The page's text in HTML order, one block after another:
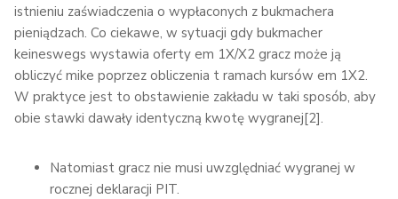
istnieniu zaświadczenia o wypłaconych z bukmachera
pieniądzach. Co ciekawe, w sytuacji gdy bukmacher
keineswegs wystawia oferty em 1X/X2 gracz może ją
obliczyć mike poprzez obliczenia t ramach kursów em 1X2.
W praktyce jest to obstawienie zakładu w taki sposób, aby
obie stawki dawały identyczną kwotę wygranej[2].
Natomiast gracz nie musi uwzględniać wygranej w
rocznej deklaracji PIT.